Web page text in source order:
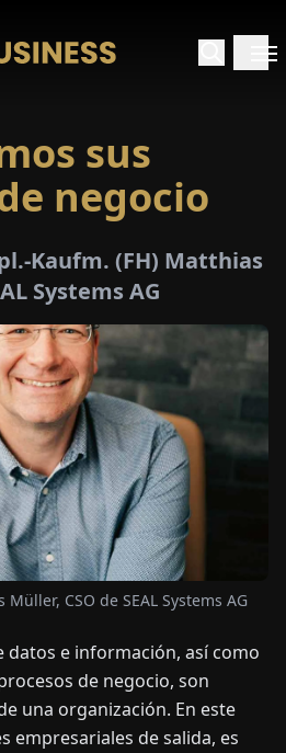
sus
negocio
Kaufm. (FH) Matthias
Systems AG
CSO de SEAL Systems AG
datos e información, así como
de negocio, son
una organización. En este
empresariales de salida, es